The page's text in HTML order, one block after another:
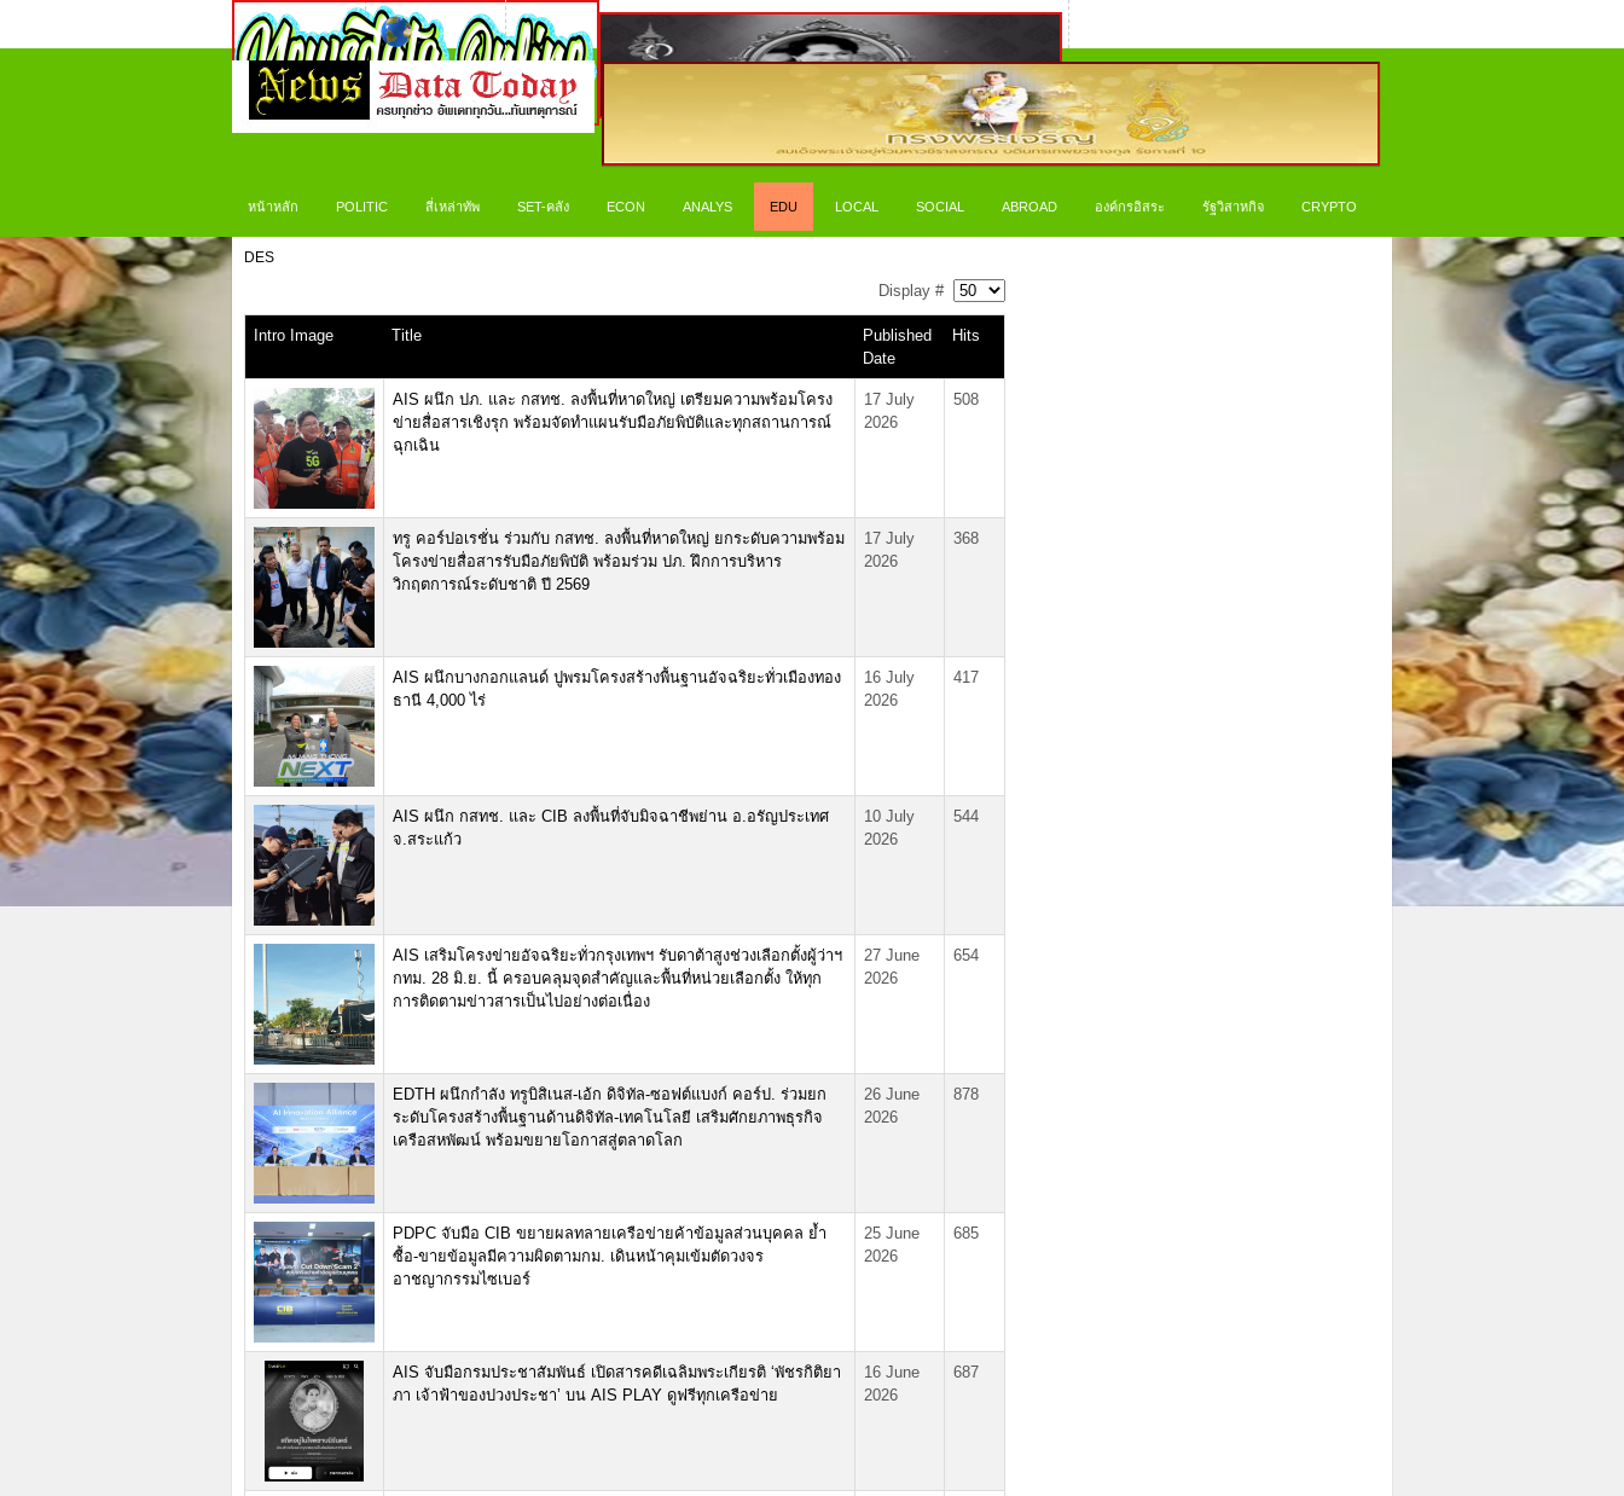
หน้าหลัก POLITIC สี่เหล่าทัพ SET-คลัง ECON ANALYS EDU LOCAL SOCIAL ABROAD องค์กรอิสระ รัฐวิสาหกิจ CRYPTO
DES
Display #
Intro Image Title
Published
Date
Hits
AIS ผนึก ปภ. และ กสทช. ลงพื้นที่หาดใหญ่ เตรียมความพร้อมโครง
ข่ายสื่อสารเชิงรุก พร้อมจัดทำแผนรับมือภัยพิบัติและทุกสถานการณ์
ฉุกเฉิน
17 July
2026
508
ทรู คอร์ปอเรชั่น ร่วมกับ กสทช. ลงพื้นที่หาดใหญ่ ยกระดับความพร้อม
โครงข่ายสื่อสารรับมือภัยพิบัติ พร้อมร่วม ปภ. ฝึกการบริหาร
วิกฤตการณ์ระดับชาติ ปี 2569
17 July
2026
368
AIS ผนึกบางกอกแลนด์ ปูพรมโครงสร้างพื้นฐานอัจฉริยะทั่วเมืองทอง
ธานี 4,000 ไร่
16 July
2026
417
AIS ผนึก กสทช. และ CIB ลงพื้นที่จับมิจฉาชีพย่าน อ.อรัญประเทศ
จ.สระแก้ว
10 July
2026
544
AIS เสริมโครงข่ายอัจฉริยะทั่วกรุงเทพฯ รับดาต้าสูงช่วงเลือกตั้งผู้ว่าฯ
กทม. 28 มิ.ย. นี้ ครอบคลุมจุดสำคัญและพื้นที่หน่วยเลือกตั้ง ให้ทุก
การติดตามข่าวสารเป็นไปอย่างต่อเนื่อง
27 June
2026
654
EDTH ผนึกกำลัง ทรูบิสิเนส-เอ้ก ดิจิทัล-ซอฟต์แบงก์ คอร์ป. ร่วมยก
ระดับโครงสร้างพื้นฐานด้านดิจิทัล-เทคโนโลยี เสริมศักยภาพธุรกิจ
เครือสหพัฒน์ พร้อมขยายโอกาสสู่ตลาดโลก
26 June
2026
878
PDPC จับมือ CIB ขยายผลทลายเครือข่ายค้าข้อมูลส่วนบุคคล ย้ำ
ซื้อ-ขายข้อมูลมีความผิดตามกม. เดินหน้าคุมเข้มตัดวงจร
อาชญากรรมไซเบอร์
25 June
2026
685
AIS จับมือกรมประชาสัมพันธ์ เปิดสารคดีเฉลิมพระเกียรติ ‘พัชรกิติยา
ภา เจ้าฟ้าของปวงประชา’ บน AIS PLAY ดูฟรีทุกเครือข่าย
16 June
2026
687